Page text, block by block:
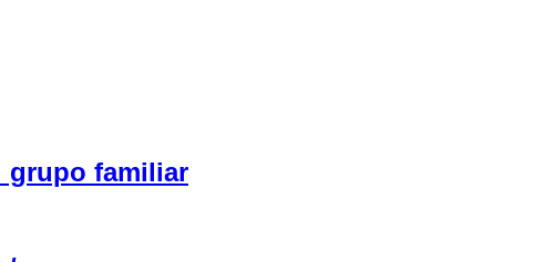
grupo familiar